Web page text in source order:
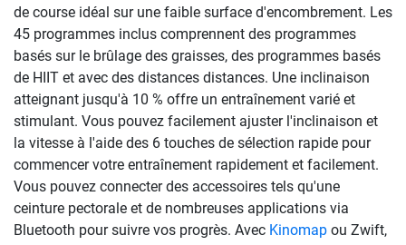
de course idéal sur une faible surface d'encombrement. Les
45 programmes inclus comprennent des programmes
basés sur le brûlage des graisses, des programmes basés
de HIIT et avec des distances distances. Une inclinaison
atteignant jusqu'à 10 % offre un entraînement varié et
stimulant. Vous pouvez facilement ajuster l'inclinaison et
la vitesse à l'aide des 6 touches de sélection rapide pour
commencer votre entraînement rapidement et facilement.
Vous pouvez connecter des accessoires tels qu'une
ceinture pectorale et de nombreuses applications via
Bluetooth pour suivre vos progrès. Avec Kinomap ou Zwift,